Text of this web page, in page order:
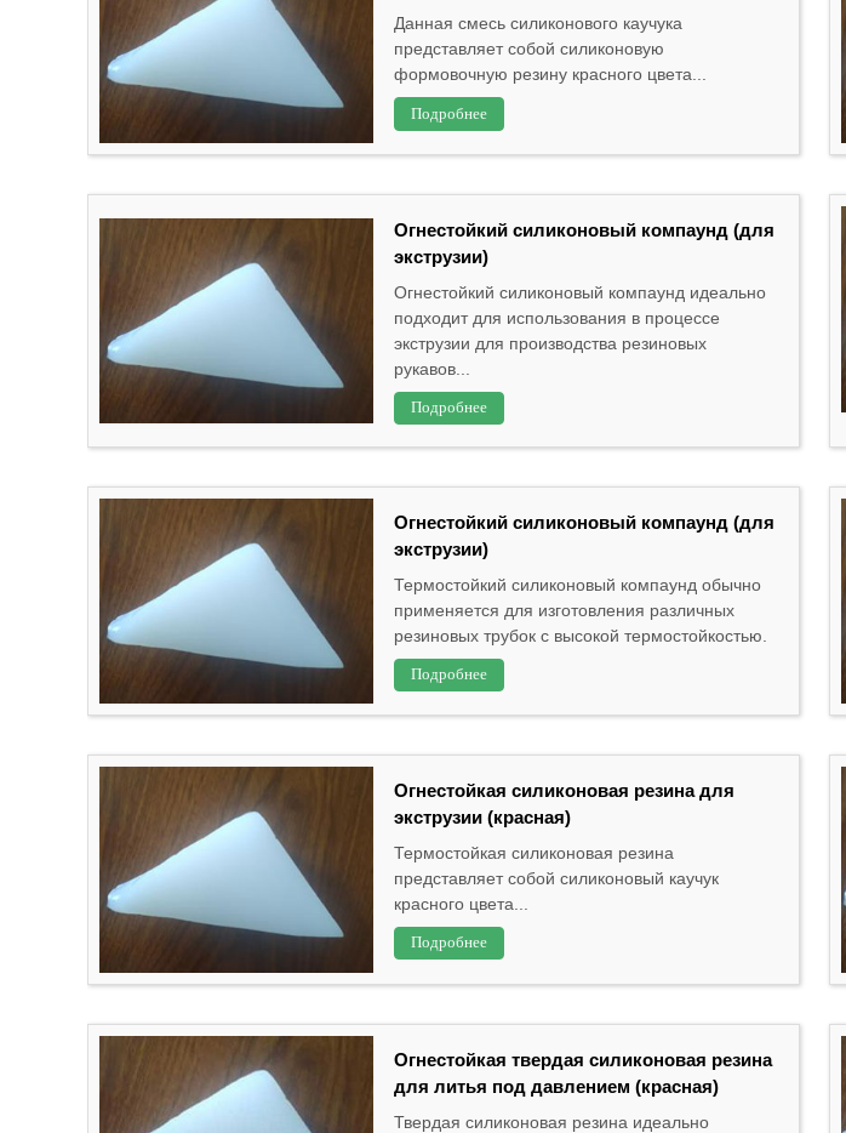
Данная смесь силиконового каучука
представляет собой силиконовую
формовочную резину красного цвета...
Подробнее
Огнестойкий силиконовый компаунд (для
экструзии)
Огнестойкий силиконовый компаунд идеально
подходит для использования в процессе
экструзии для производства резиновых
рукавов...
Подробнее
Огнестойкий силиконовый компаунд (для
экструзии)
Термостойкий силиконовый компаунд обычно
применяется для изготовления различных
резиновых трубок с высокой термостойкостью.
Подробнее
Огнестойкая силиконовая резина для
экструзии (красная)
Термостойкая силиконовая резина
представляет собой силиконовый каучук
красного цвета...
Подробнее
Огнестойкая твердая силиконовая резина
для литья под давлением (красная)
Твердая силиконовая резина идеально